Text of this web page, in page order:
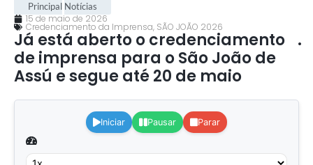
Principal Notícias
15 de maio de 2026
Credenciamento da Imprensa, SÃO JOÃO 2026
Já está aberto o credenciamento
de imprensa para o São João de
Assú e segue até 20 de maio
.
Iniciar Pausar Parar